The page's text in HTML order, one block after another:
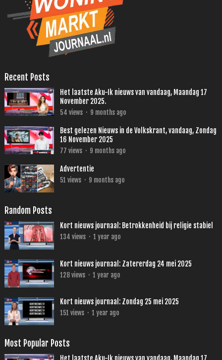
Recent Posts
Het laatste Aku-Ik nieuws van vandaag, Maandag 17
November 2025.
54 views · 9 months ago
Best gelezen Nieuws in de Volkskrant, vandaag, Zondag
16 November 2025
77 views · 9 months ago
Advertentie
51 views · 9 months ago
Random Posts
Kort nieuws journaal: Betrokkenheid bij religie stabiel
134 views · 1 year ago
Kort nieuws journaal: Zatererdag 24 mei 2025
128views · 1 year ago
Kort nieuws journaal: Zondag 25 mei 2025
151 views · 1 year ago
Most Popular Posts